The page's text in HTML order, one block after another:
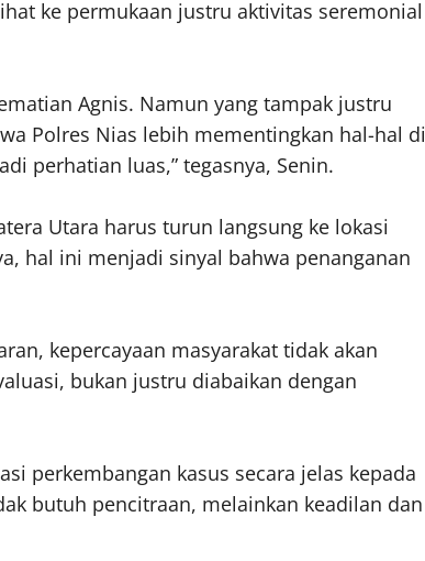
ke permukaan justru aktivitas seremonial
Agnis. Namun yang tampak justru
Polres Nias lebih mementingkan hal-hal di
perhatian luas,” tegasnya, Senin.
Utara harus turun langsung ke lokasi
hal ini menjadi sinyal bahwa penanganan
kepercayaan masyarakat tidak akan
bukan justru diabaikan dengan
perkembangan kasus secara jelas kepada
butuh pencitraan, melainkan keadilan dan